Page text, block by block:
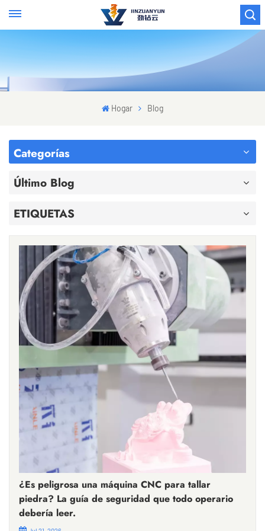
Hogar Blog
Categorías
Último Blog
ETIQUETAS
¿Es peligrosa una máquina CNC para tallar
piedra? La guía de seguridad que todo operario
debería leer.